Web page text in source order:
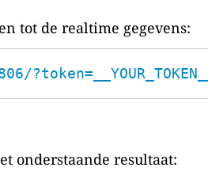
tot de realtime gegevens:
onderstaande resultaat: